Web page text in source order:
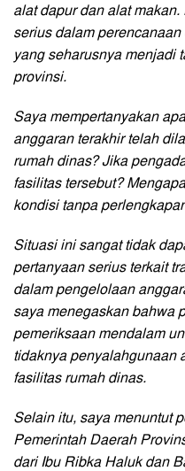
alat dapur dan alat
serius dalam
yang seharusnya menjadi
provinsi.
Saya mempertanyakan
anggaran terakhir telah
rumah dinas? Jika
fasilitas tersebut?
kondisi tanpa
Situasi ini sangat tidak
pertanyaan serius terkait
dalam pengelolaan
saya menegaskan bahwa
pemeriksaan mendalam
tidaknya penyalahgunaan
fasilitas rumah dinas.
Selain itu, saya menuntut
Pemerintah Daerah
dari Ibu Ribka Haluk dan